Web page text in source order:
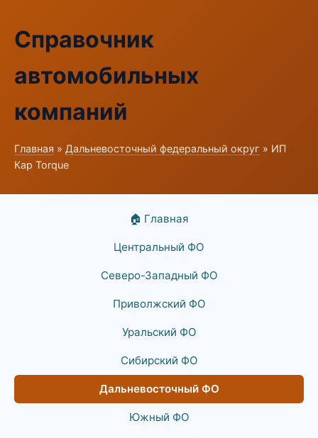
Справочник
автомобильных
компаний
Главная » Дальневосточный федеральный округ » ИП
Кар Torque
🏠 Главная
Центральный ФО
Северо-Западный ФО
Приволжский ФО
Уральский ФО
Сибирский ФО
Дальневосточный ФО
Южный ФО